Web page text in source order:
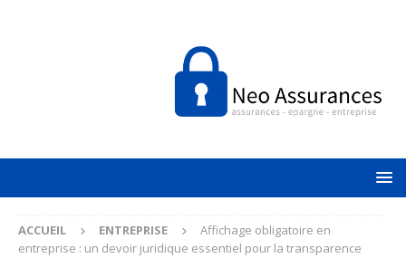
ACCUEIL ENTREPRISE
Affichage obligatoire en
entreprise : un devoir juridique essentiel pour la transparence